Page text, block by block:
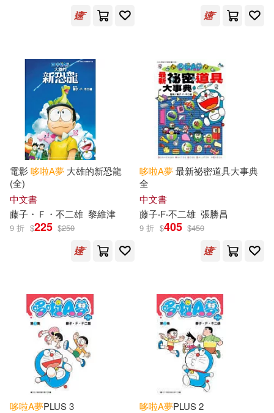
電影哆啦A夢 大雄的新恐龍
(全)
中文書
藤子・Ｆ・不二雄 黎維津
9 折 $225 $250
哆啦A夢最新祕密道具大事典
全
中文書
藤子‧F‧不二雄 張勝昌
9 折 $405 $450
哆啦A夢PLUS 3
哆啦A夢PLUS 2